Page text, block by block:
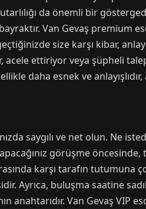
da önemli bir
Van Gevaş premium
size karşı kibar,
acele ettiriyor veya şüpheli
daha esnek ve
saygılı ve net olun. Ne
görüşme
karşı tarafın tutumuna
Ayrıca, buluşma saatine
anahtarıdır. Van Gevaş VIP